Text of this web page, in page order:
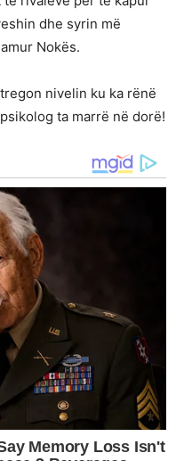
dhe syrin më
Nokës.
nivelin ku ka rënë
ta marrë në dorë!